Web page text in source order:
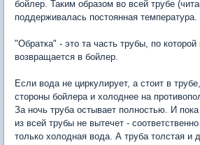
бойлер. Таким образом во всей трубе
поддерживалась постоянная температура.
"Обратка" - это та часть трубы, по
возвращается в бойлер.
Если вода не циркулирует, а стоит в
стороны бойлера и холоднее на
За ночь труба остывает полностью. И
из всей трубы не вытечет -
только холодная вода. А труба толстая и